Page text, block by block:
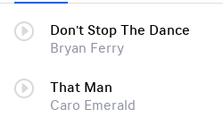
Don't Stop The Dance
Bryan Ferry
That Man
Caro Emerald